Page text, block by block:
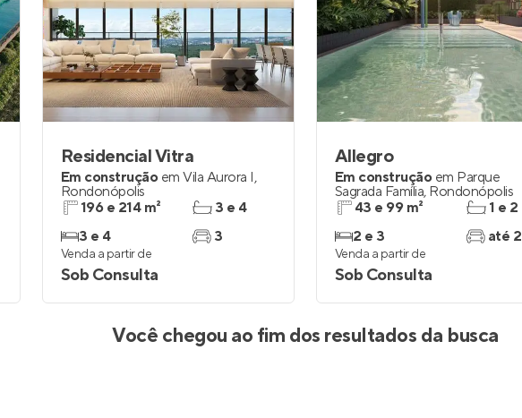
Residencial Vitra
Em construção em Vila Aurora I,
Rondonópolis
196 e 214 m²
3 e 4
3 e 4
3
Venda a partir de
Sob Consulta
Allegro
Em construção em Parque
Sagrada Família, Rondonópolis
43 e 99 m²
2 e 3
1 e 2
até 2
Venda a partir de
Sob Consulta
Você chegou ao fim dos resultados da busca